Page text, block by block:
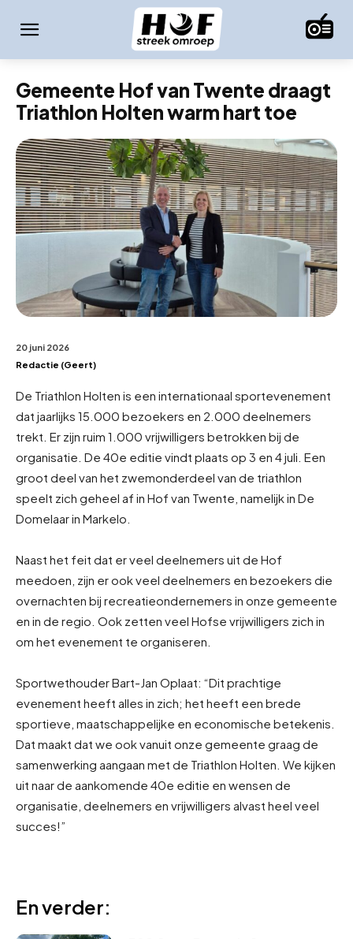
Gemeente Hof van Twente draagt
Triathlon Holten warm hart toe
20 juni 2026
Redactie (Geert)
De Triathlon Holten is een internationaal sportevenement
dat jaarlijks 15.000 bezoekers en 2.000 deelnemers
trekt. Er zijn ruim 1.000 vrijwilligers betrokken bij de
organisatie. De 40e editie vindt plaats op 3 en 4 juli. Een
groot deel van het zwemonderdeel van de triathlon
speelt zich geheel af in Hof van Twente, namelijk in De
Domelaar in Markelo.
Naast het feit dat er veel deelnemers uit de Hof
meedoen, zijn er ook veel deelnemers en bezoekers die
overnachten bij recreatieondernemers in onze gemeente
en in de regio. Ook zetten veel Hofse vrijwilligers zich in
om het evenement te organiseren.
Sportwethouder Bart-Jan Oplaat: “Dit prachtige
evenement heeft alles in zich; het heeft een brede
sportieve, maatschappelijke en economische betekenis.
Dat maakt dat we ook vanuit onze gemeente graag de
samenwerking aangaan met de Triathlon Holten. We kijken
uit naar de aankomende 40e editie en wensen de
organisatie, deelnemers en vrijwilligers alvast heel veel
succes!”
En verder: